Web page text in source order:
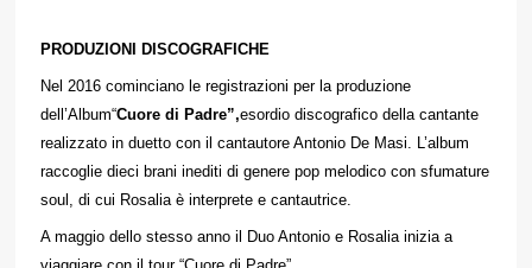
PRODUZIONI DISCOGRAFICHE
Nel 2016 cominciano le registrazioni per la produzione
dell’Album“Cuore di Padre”,esordio discografico della cantante
realizzato in duetto con il cantautore Antonio De Masi. L’album
raccoglie dieci brani inediti di genere pop melodico con sfumature
soul, di cui Rosalia è interprete e cantautrice.
A maggio dello stesso anno il Duo Antonio e Rosalia inizia a